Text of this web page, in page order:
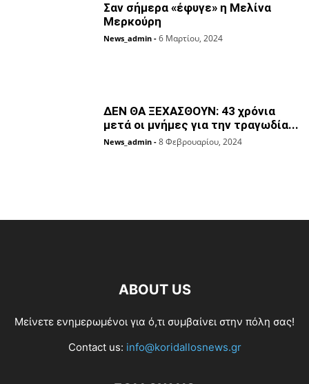
Σαν σήμερα «έφυγε» η Μελίνα
Μερκούρη
News_admin - 6 Μαρτίου, 2024
ΔΕΝ ΘΑ ΞΕΧΑΣΘΟΥΝ: 43 χρόνια
μετά οι μνήμες για την τραγωδία...
News_admin - 8 Φεβρουαρίου, 2024
ABOUT US
Μείνετε ενημερωμένοι για ό,τι συμβαίνει στην πόλη σας!
Contact us: info@koridallosnews.gr